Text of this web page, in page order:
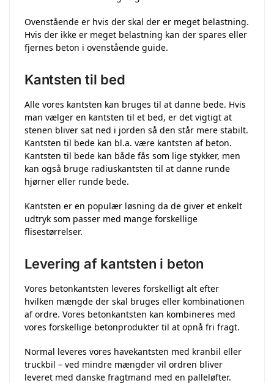
Ovenstående er hvis der skal der er meget belastning.
Hvis der ikke er meget belastning kan der spares eller
fjernes beton i ovenstående guide.
Kantsten til bed
Alle vores kantsten kan bruges til at danne bede. Hvis
man vælger en kantsten til et bed, er det vigtigt at
stenen bliver sat ned i jorden så den står mere stabilt.
Kantsten til bede kan bl.a. være kantsten af beton.
Kantsten til bede kan både fås som lige stykker, men
kan også bruge radiuskantsten til at danne runde
hjørner eller runde bede.
Kantsten er en populær løsning da de giver et enkelt
udtryk som passer med mange forskellige
flisestørrelser.
Levering af kantsten i beton
Vores betonkantsten leveres forskelligt alt efter
hvilken mængde der skal bruges eller kombinationen
af ordre. Vores betonkantsten kan kombineres med
vores forskellige betonprodukter til at opnå fri fragt.
Normal leveres vores havekantsten med kranbil eller
truckbil – ved mindre mængder vil ordren bliver
leveret med danske fragtmand med en palleløfter.